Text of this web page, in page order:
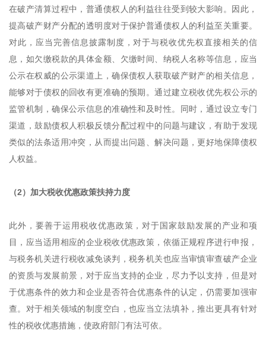
在破产清算过程中，普通债权人的利益往往受到较大影响。因此，
提高破产财产分配的透明度对于保护普通债权人的利益至关重要。
对此，应当完善信息披露制度，对于与税收优先权直接相关的信
息，如欠缴税款的具体金额、欠缴时间、纳税人名称等信息，应当
公示在权威的公示渠道上，确保债权人获取破产财产的相关信息，
能够对于债权的回收有更准确的预期。通过建立税收优先权公示的
监管机制，确保公示信息的准确性和及时性。同时，通过设立专门
渠道，鼓励债权人积极反馈分配过程中的问题与建议，有助于发现
类似的法条适用冲突，从而提出问题、解决问题，更好地保障债权
人权益。
（2）加大税收优惠政策扶持力度
此外，要善于运用税收优惠政策，对于国家鼓励发展的产业和项
目，应当适用相应的企业税收优惠政策，依循正规程序进行申报，
与税务机关进行税收减免谈判，税务机关也应当审慎审查破产企业
的资质与发展前景，对于应当支持的企业，尽力予以支持，但是对
于优惠条件的效力和企业是否符合优惠条件的认定，仍需要加强审
查。对于相关领域的制度空白，也应当立法填补，推出更具有针对
性的税收优惠措施，使政府部门有法可依。